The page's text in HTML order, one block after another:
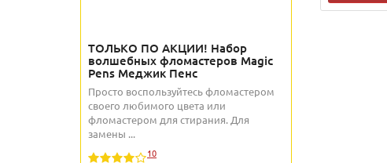
ТОЛЬКО ПО АКЦИИ! Набор
волшебных фломастеров Magic
Pens Меджик Пенс
Просто воспользуйтесь фломастером
своего любимого цвета или
фломастером для стирания. Для
замены ...
10